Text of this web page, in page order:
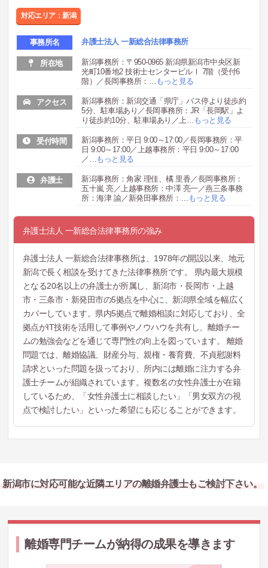
対応エリア：新潟
事務所名 弁護士法人 一新総合法律事務所
所在地
新潟事務所：〒950-0965 新潟県新潟市中央区新
光町10番地2 技術士センタービルⅠ 7階（受付6
階）／長岡事務所： …もっと見る
アクセス
新潟事務所：新潟交通「県庁」バス停より徒歩約
5分、駐車場あり／長岡事務所：JR「長岡駅」よ
り徒歩約10分、駐車場あり／上…もっと見る
受付時間
新潟事務所：平日 9:00～17:00／長岡事務所：平
日 9:00～17:00／上越事務所：平日 9:00～17:00
／ …もっと見る
弁護士
新潟事務所：角家 理佳、橘 里香／長岡事務所：
五十嵐 亮／上越事務所：中澤 亮一／燕三条事務
所：海津 諭／新発田事務所： … もっと見る
弁護士法人 一新総合法律事務所の強み
弁護士法人 一新総合法律事務所は、1978年の開設以来、地元
新潟で長く相談を受けてきた法律事務所です。 県内最大規模
となる20名以上の弁護士が所属し、新潟市・長岡市・上越
市・三条市・新発田市の5拠点を中心に、新潟県全域を幅広く
カバーしています。県内5拠点で離婚相談に対応しており、全
拠点がIT技術を活用して事例やノウハウを共有し、離婚チー
ムの勉強会などを通じて専門性の向上を図っています。 離婚
問題では、離婚協議、財産分与、親権・養育費、不貞慰謝料
請求といった問題を扱っており、所内には離婚に注力する弁
護士チームが組織されています。複数名の女性弁護士が在籍
しているため、「女性弁護士に相談したい」「男女双方の視
点で検討したい」といった希望にも応じることができます。
新潟市に対応可能な近隣エリアの離婚弁護士もご検討下さい。
離婚専門チームが納得の成果を導きます